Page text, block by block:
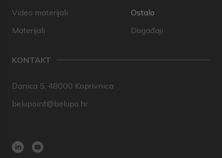
Video materijali
Materijali
Ostalo
Događaji
KONTAKT
Danica 5, 48000 Koprivnica
belupoint@belupo.hr